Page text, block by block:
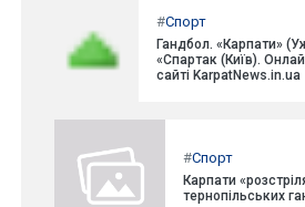
#Спорт
Гандбол. «Карпати»
«Спартак (Київ).
сайті KarpatNews.in.ua
#Спорт
Карпати
тернопільських